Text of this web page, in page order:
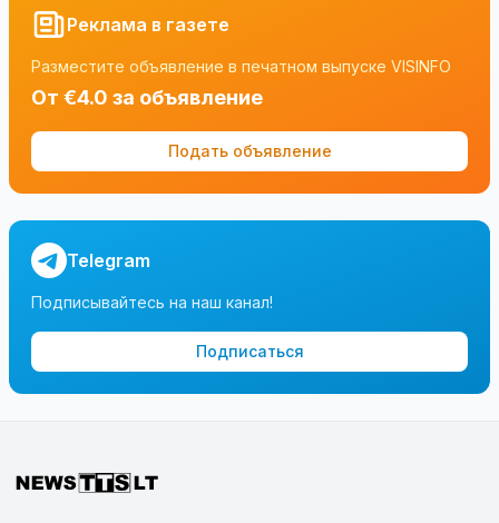
Реклама в газете
Разместите объявление в печатном выпуске VISINFO
От €4.0 за объявление
Подать объявление
Telegram
Подписывайтесь на наш канал!
Подписаться